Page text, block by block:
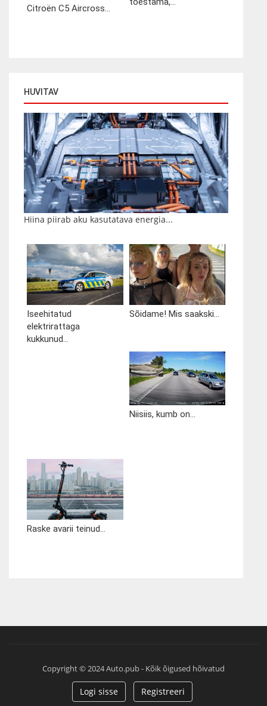
Citroën C5 Aircross...
HUVITAV
Hiina piirab aku kasutatava energia...
Iseehitatud
elektrirattaga
kukkunud...
Sõidame! Mis saakski...
Niisiis, kumb on...
Raske avarii teinud...
Copyright © 2024 Auto.pub - Kõik õigused hõivatud
Logi sisse Registreeri